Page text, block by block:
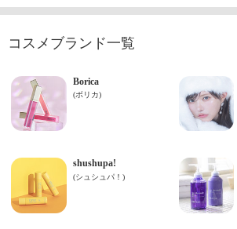
コスメブランド一覧